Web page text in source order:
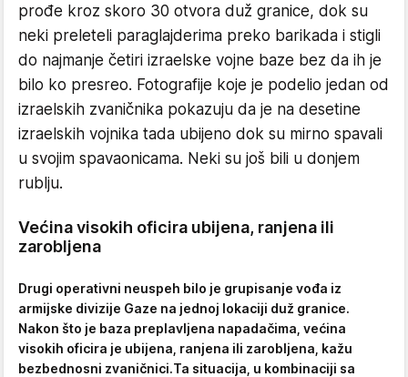
prođe kroz skoro 30 otvora duž granice, dok su
neki preleteli paraglajderima preko barikada i stigli
do najmanje četiri izraelske vojne baze bez da ih je
bilo ko presreo. Fotografije koje je podelio jedan od
izraelskih zvaničnika pokazuju da je na desetine
izraelskih vojnika tada ubijeno dok su mirno spavali
u svojim spavaonicama. Neki su još bili u donjem
rublju.
Većina visokih oficira ubijena, ranjena ili
zarobljena
Drugi operativni neuspeh bilo je grupisanje vođa iz
armijske divizije Gaze na jednoj lokaciji duž granice.
Nakon što je baza preplavljena napadačima, većina
visokih oficira je ubijena, ranjena ili zarobljena, kažu
bezbednosni zvaničnici.Ta situacija, u kombinaciji sa